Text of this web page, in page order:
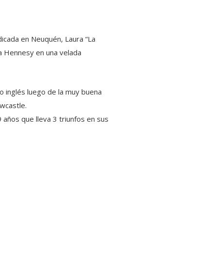
en Neuquén, Laura “La
en una velada
inglés luego de la muy buena
que lleva 3 triunfos en sus